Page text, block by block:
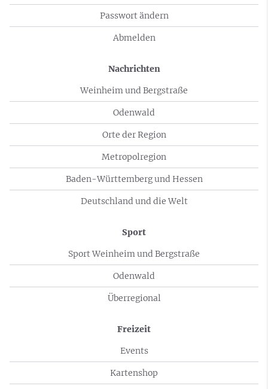
Passwort ändern
Abmelden
Nachrichten
Weinheim und Bergstraße
Odenwald
Orte der Region
Metropolregion
Baden-Württemberg und Hessen
Deutschland und die Welt
Sport
Sport Weinheim und Bergstraße
Odenwald
Überregional
Freizeit
Events
Kartenshop